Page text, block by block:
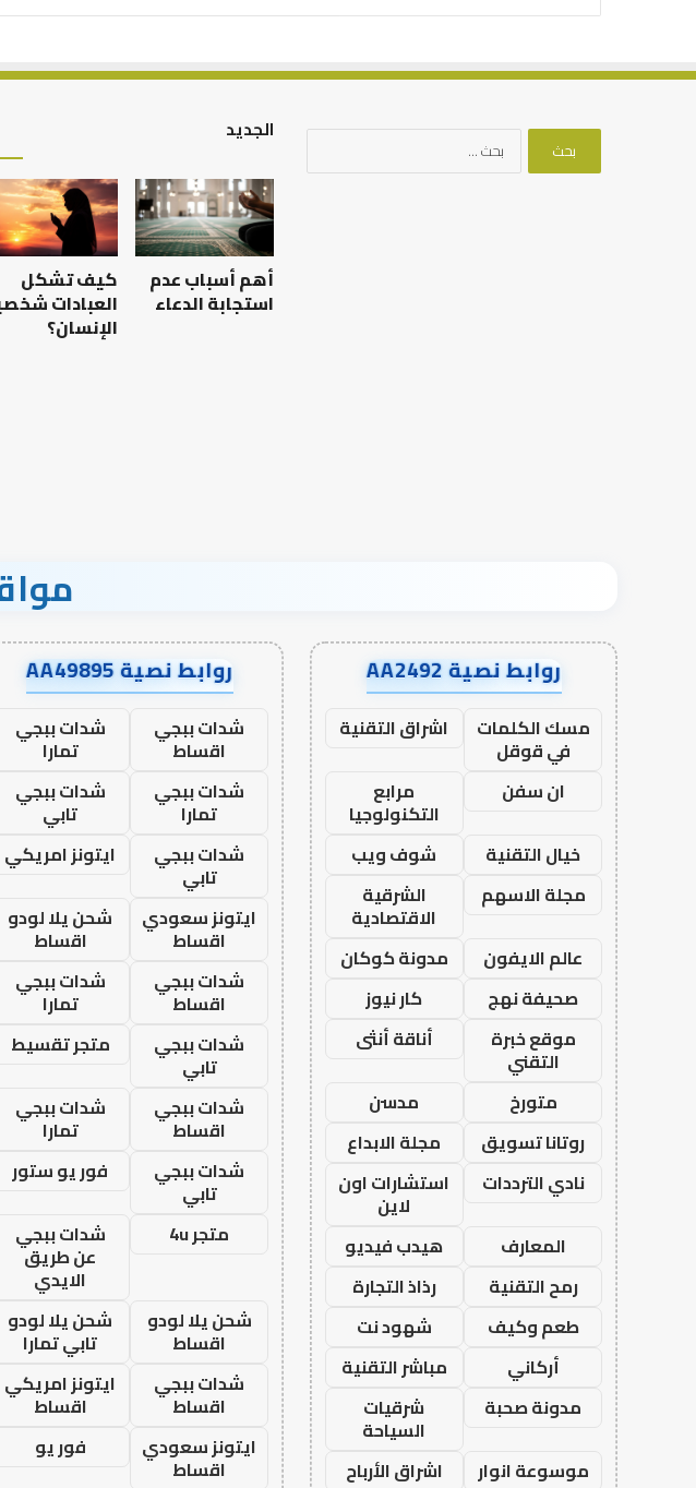
الجديد
كيف تشكل
العبادات
الإنسان؟
أهم أسباب عدم
استجابة الدعاء
البحث
عن:
روابط نصية AA2492
مسك الكلمات
في قوقل
اشراق التقنية
ان سفن
مرابع
التكنولوجيا
خيال التقنية
شوف ويب
مجلة الاسهم
الشرقية
الاقتصادية
عالم الايفون
مدونة كوكان
صحيفة نهج
كار نيوز
موقع خبرة
التقني
أناقة أنثى
متورخ
مدسن
روتانا تسويق
مجلة الابداع
نادي الترددات
استشارات اون
لاين
المعارف
هيدب فيديو
رمح التقنية
رذاذ التجارة
طعم وكيف
شهود نت
أركاني
مباشر التقنية
مدونة صحبة
شرقيات
السياحة
موسوعة انوار
اشراق الأرباح
روابط نصية AA49895
شدات ببجي
اقساط
شدات ببجي
تمارا
شدات ببجي
تمارا
شدات ببجي
تابي
شدات ببجي
تابي
ايتونز امريكي
ايتونز سعودي
اقساط
شحن يلا لودو
اقساط
شدات ببجي
اقساط
شدات ببجي
تمارا
شدات ببجي
تابي
متجر تقسيط
شدات ببجي
اقساط
شدات ببجي
تمارا
شدات ببجي
تابي
فور يو ستور
متجر 4u
شدات ببجي
عن طريق
الايدي
شحن يلا لودو
اقساط
شحن يلا لودو
تابي تمارا
شدات ببجي
اقساط
ايتونز امريكي
اقساط
ايتونز سعودي
اقساط
فور يو